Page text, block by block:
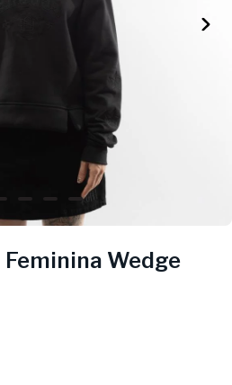
Wedge